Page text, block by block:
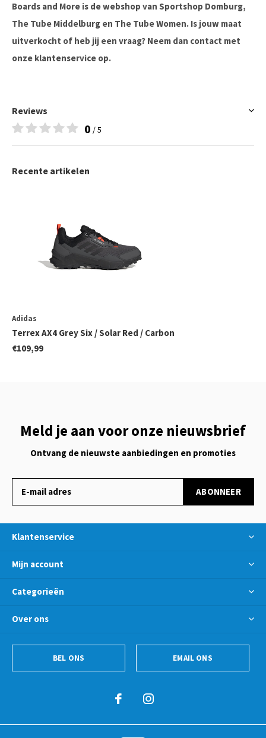
Boards and More is de webshop van Sportshop Domburg,
The Tube Middelburg en The Tube Women. Is jouw maat
uitverkocht of heb jij een vraag? Neem dan contact met
onze klantenservice op.
Reviews
0 / 5
Recente artikelen
Adidas
Terrex AX4 Grey Six / Solar Red / Carbon
€109,99
Meld je aan voor onze nieuwsbrief
Ontvang de nieuwste aanbiedingen en promoties
ABONNEER
Klantenservice
Mijn account
Categorieën
Over ons
BEL ONS EMAIL ONS